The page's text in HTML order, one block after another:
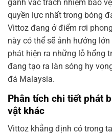
gánh vác trách nhiệm bảo
quyền lực nhất trong bóng
Vittoz đang ở điểm rơi
này có thể sẽ ảnh hưởng
phát hiện ra những lỗ hổng
đang tạo ra làn sóng hy
đá Malaysia.
Phân tích chi tiết phát
vật khác
Vittoz khẳng định có trong